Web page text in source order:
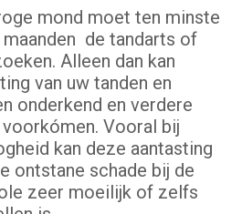
mond moet ten minste
de tandarts of
Alleen dan kan
van uw tanden en
onderkend en verdere
Vooral bij
kan deze aantasting
ontstane schade bij de
zeer moeilijk of zelfs